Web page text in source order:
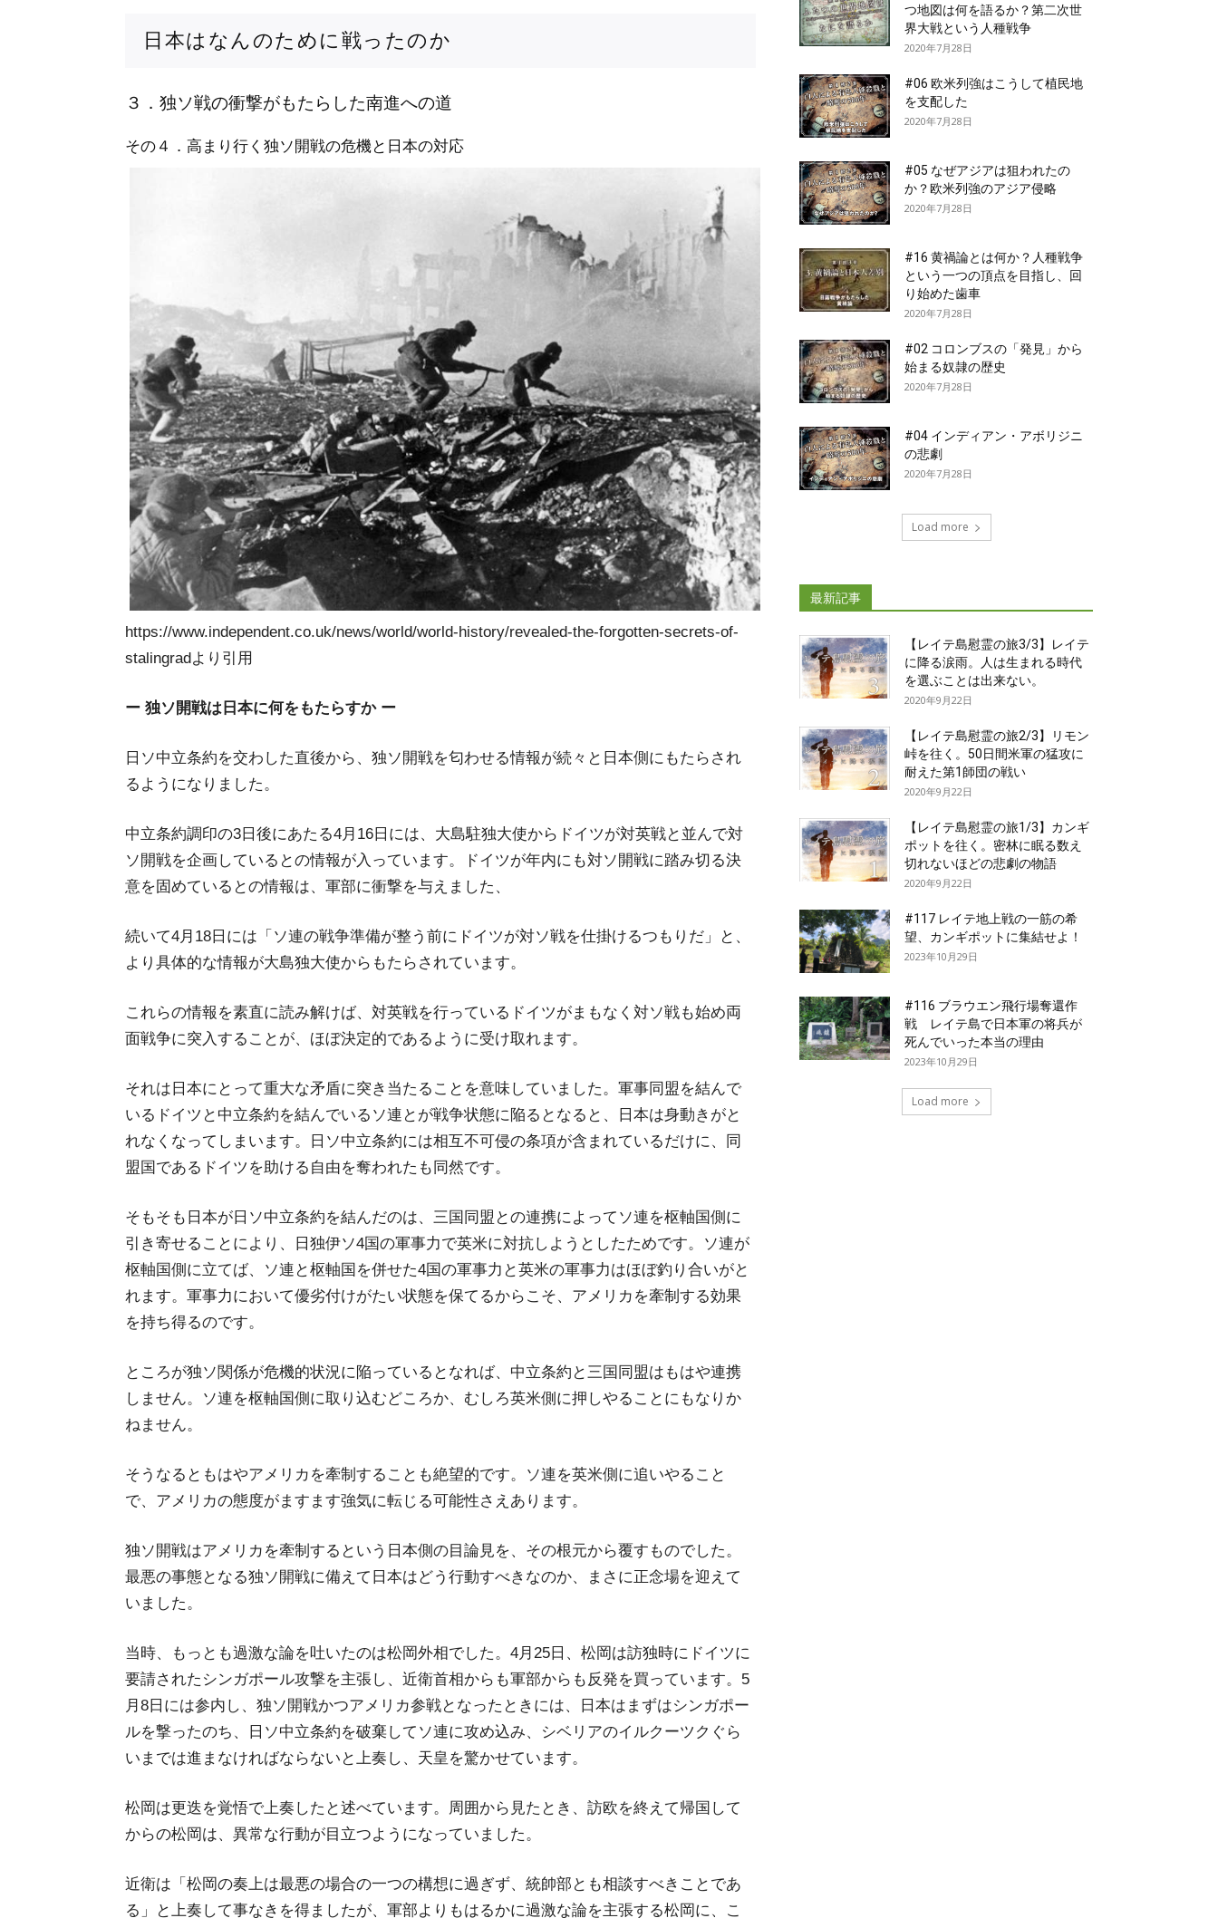
日本はなんのために戦ったのか
３．独ソ戦の衝撃がもたらした南進への道
その４．高まり行く独ソ開戦の危機と日本の対応
https://www.independent.co.uk/news/world/world-history/revealed-the-forgotten-secrets-of-
stalingradより引用
ー 独ソ開戦は日本に何をもたらすか ー
日ソ中立条約を交わした直後から、独ソ開戦を匂わせる情報が続々と日本側にもたらされ
るようになりました。
中立条約調印の3日後にあたる4月16日には、大島駐独大使からドイツが対英戦と並んで対
ソ開戦を企画しているとの情報が入っています。ドイツが年内にも対ソ開戦に踏み切る決
意を固めているとの情報は、軍部に衝撃を与えました、
続いて4月18日には「ソ連の戦争準備が整う前にドイツが対ソ戦を仕掛けるつもりだ」と、
より具体的な情報が大島独大使からもたらされています。
これらの情報を素直に読み解けば、対英戦を行っているドイツがまもなく対ソ戦も始め両
面戦争に突入することが、ほぼ決定的であるように受け取れます。
それは日本にとって重大な矛盾に突き当たることを意味していました。軍事同盟を結んで
いるドイツと中立条約を結んでいるソ連とが戦争状態に陥るとなると、日本は身動きがと
れなくなってしまいます。日ソ中立条約には相互不可侵の条項が含まれているだけに、同
盟国であるドイツを助ける自由を奪われたも同然です。
そもそも日本が日ソ中立条約を結んだのは、三国同盟との連携によってソ連を枢軸国側に
引き寄せることにより、日独伊ソ4国の軍事力で英米に対抗しようとしたためです。ソ連が
枢軸国側に立てば、ソ連と枢軸国を併せた4国の軍事力と英米の軍事力はほぼ釣り合いがと
れます。軍事力において優劣付けがたい状態を保てるからこそ、アメリカを牽制する効果
を持ち得るのです。
ところが独ソ関係が危機的状況に陥っているとなれば、中立条約と三国同盟はもはや連携
しません。ソ連を枢軸国側に取り込むどころか、むしろ英米側に押しやることにもなりか
ねません。
そうなるともはやアメリカを牽制することも絶望的です。ソ連を英米側に追いやること
で、アメリカの態度がますます強気に転じる可能性さえあります。
独ソ開戦はアメリカを牽制するという日本側の目論見を、その根元から覆すものでした。
最悪の事態となる独ソ開戦に備えて日本はどう行動すべきなのか、まさに正念場を迎えて
いました。
当時、もっとも過激な論を吐いたのは松岡外相でした。4月25日、松岡は訪独時にドイツに
要請されたシンガポール攻撃を主張し、近衛首相からも軍部からも反発を買っています。5
月8日には参内し、独ソ開戦かつアメリカ参戦となったときには、日本はまずはシンガポー
ルを撃ったのち、日ソ中立条約を破棄してソ連に攻め込み、シベリアのイルクーツクぐら
いまでは進まなければならないと上奏し、天皇を驚かせています。
松岡は更迭を覚悟で上奏したと述べています。周囲から見たとき、訪欧を終えて帰国して
からの松岡は、異常な行動が目立つようになっていました。
近衛は「松岡の奏上は最悪の場合の一つの構想に過ぎず、統帥部とも相談すべきことであ
る」と上奏して事なきを得ましたが、軍部よりもはるかに過激な論を主張する松岡に、こ
つ地図は何を語るか？第二次世
界大戦という人種戦争
2020年7月28日
#06 欧米列強はこうして植民地
を支配した
2020年7月28日
#05 なぜアジアは狙われたの
か？欧米列強のアジア侵略
2020年7月28日
#16 黄禍論とは何か？人種戦争
という一つの頂点を目指し、回
り始めた歯車
2020年7月28日
#02 コロンブスの「発見」から
始まる奴隷の歴史
2020年7月28日
#04 インディアン・アボリジニ
の悲劇
2020年7月28日
Load more
最新記事
【レイテ島慰霊の旅3/3】レイテ
に降る涙雨。人は生まれる時代
を選ぶことは出来ない。
2020年9月22日
【レイテ島慰霊の旅2/3】リモン
峠を往く。50日間米軍の猛攻に
耐えた第1師団の戦い
2020年9月22日
【レイテ島慰霊の旅1/3】カンギ
ポットを往く。密林に眠る数え
切れないほどの悲劇の物語
2020年9月22日
#117 レイテ地上戦の一筋の希
望、カンギポットに集結せよ！
2023年10月29日
#116 ブラウエン飛行場奪還作
戦 レイテ島で日本軍の将兵が
死んでいった本当の理由
2023年10月29日
Load more